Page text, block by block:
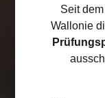
Seit
Wallonie